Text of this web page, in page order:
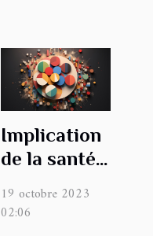
Implication
de la santé
entreprise
19 octobre 2023
02:06